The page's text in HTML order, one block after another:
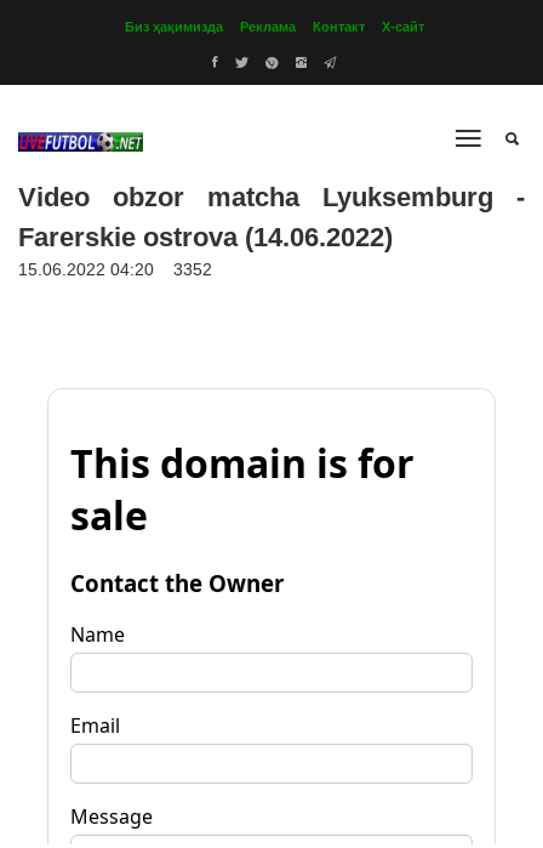
Биз ҳақимизда Реклама Контакт Х-сайт
Video obzor matcha Lyuksemburg -
Farerskie ostrova (14.06.2022)
15.06.2022 04:20 3352